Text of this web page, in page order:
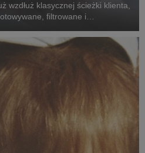
wzdłuż klasycznej ścieżki klienta,
filtrowane i